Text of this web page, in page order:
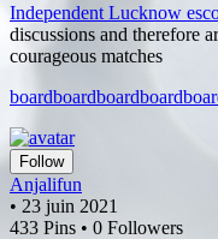
Independent Lucknow
discussions and therefore
courageous matches
boardboardboardboard
Follow
Anjalifun
• 23 juin 2021
433 Pins • 0 Followers